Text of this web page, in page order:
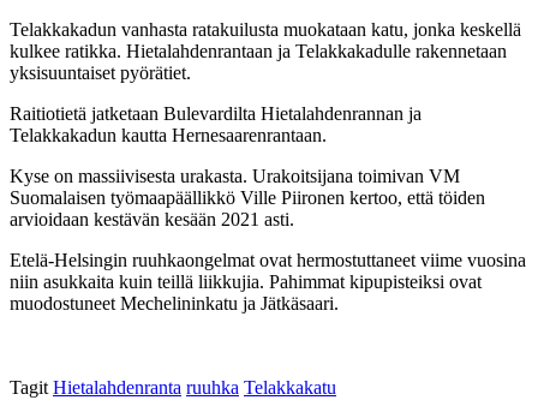
Telakkakadun vanhasta ratakuilusta muokataan katu, jonka keskellä
kulkee ratikka. Hietalahdenrantaan ja Telakkakadulle rakennetaan
yksisuuntaiset pyörätiet.
Raitiotietä jatketaan Bulevardilta Hietalahdenrannan ja
Telakkakadun kautta Hernesaarenrantaan.
Kyse on massiivisesta urakasta. Urakoitsijana toimivan VM
Suomalaisen työmaapäällikkö Ville Piironen kertoo, että töiden
arvioidaan kestävän kesään 2021 asti.
Etelä-Helsingin ruuhkaongelmat ovat hermostuttaneet viime vuosina
niin asukkaita kuin teillä liikkujia. Pahimmat kipupisteiksi ovat
muodostuneet Mechelininkatu ja Jätkäsaari.
Tagit Hietalahden­ranta ruuhka Telakkakatu